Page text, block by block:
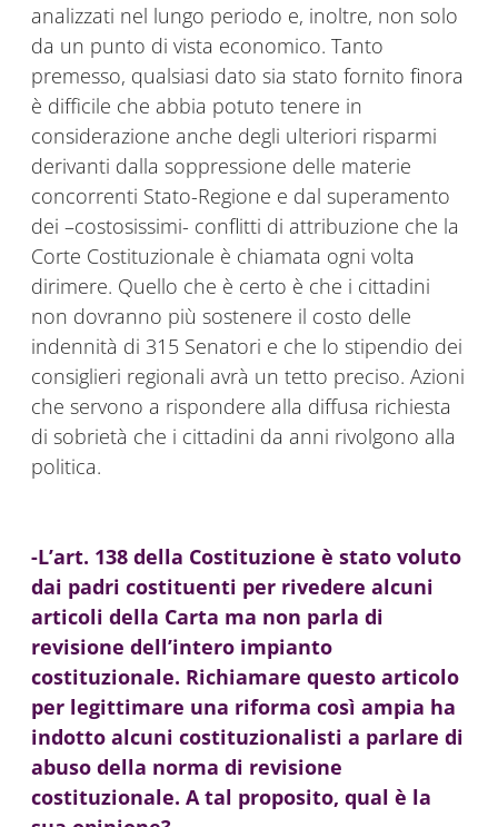
analizzati nel lungo periodo e, inoltre, non solo
da un punto di vista economico. Tanto
premesso, qualsiasi dato sia stato fornito finora
è difficile che abbia potuto tenere in
considerazione anche degli ulteriori risparmi
derivanti dalla soppressione delle materie
concorrenti Stato-Regione e dal superamento
dei –costosissimi- conflitti di attribuzione che la
Corte Costituzionale è chiamata ogni volta
dirimere. Quello che è certo è che i cittadini
non dovranno più sostenere il costo delle
indennità di 315 Senatori e che lo stipendio dei
consiglieri regionali avrà un tetto preciso. Azioni
che servono a rispondere alla diffusa richiesta
di sobrietà che i cittadini da anni rivolgono alla
politica.
-L’art. 138 della Costituzione è stato voluto
dai padri costituenti per rivedere alcuni
articoli della Carta ma non parla di
revisione dell’intero impianto
costituzionale. Richiamare questo articolo
per legittimare una riforma così ampia ha
indotto alcuni costituzionalisti a parlare di
abuso della norma di revisione
costituzionale. A tal proposito, qual è la